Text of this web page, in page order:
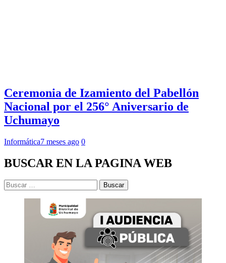
Ceremonia de Izamiento del Pabellón
Nacional por el 256° Aniversario de
Uchumayo
Informática7 meses ago 0
BUSCAR EN LA PAGINA WEB
Buscar: